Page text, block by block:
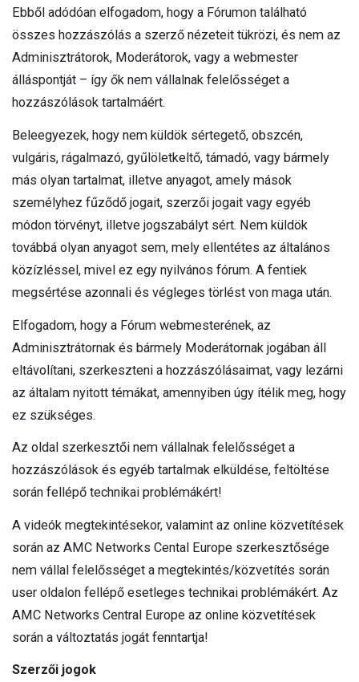
Ebből adódóan elfogadom, hogy a Fórumon található
összes hozzászólás a szerző nézeteit tükrözi, és nem az
Adminisztrátorok, Moderátorok, vagy a webmester
álláspontját – így ők nem vállalnak felelősséget a
hozzászólások tartalmáért.
Beleegyezek, hogy nem küldök sértegető, obszcén,
vulgáris, rágalmazó, gyűlöletkeltő, támadó, vagy bármely
más olyan tartalmat, illetve anyagot, amely mások
személyhez fűződő jogait, szerzői jogait vagy egyéb
módon törvényt, illetve jogszabályt sért. Nem küldök
továbbá olyan anyagot sem, mely ellentétes az általános
közízléssel, mivel ez egy nyilvános fórum. A fentiek
megsértése azonnali és végleges törlést von maga után.
Elfogadom, hogy a Fórum webmesterének, az
Adminisztrátornak és bármely Moderátornak jogában áll
eltávolítani, szerkeszteni a hozzászólásaimat, vagy lezárni
az általam nyitott témákat, amennyiben úgy ítélik meg, hogy
ez szükséges.
Az oldal szerkesztői nem vállalnak felelősséget a
hozzászólások és egyéb tartalmak elküldése, feltöltése
során fellépő technikai problémákért!
A videók megtekintésekor, valamint az online közvetítések
során az AMC Networks Cental Europe szerkesztősége
nem vállal felelősséget a megtekintés/közvetítés során
user oldalon fellépő esetleges technikai problémákért. Az
AMC Networks Central Europe az online közvetítések
során a változtatás jogát fenntartja!
Szerzői jogok